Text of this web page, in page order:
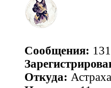
Сообщения:
Откуда: